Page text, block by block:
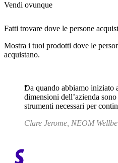
Vendi ovunque
Fatti trovare dove le persone
Mostra i tuoi prodotti dove le
acquistano.
Da quando abbiamo iniziato
dimensioni dell’azienda
strumenti necessari per
Clare Jerome, NEOM